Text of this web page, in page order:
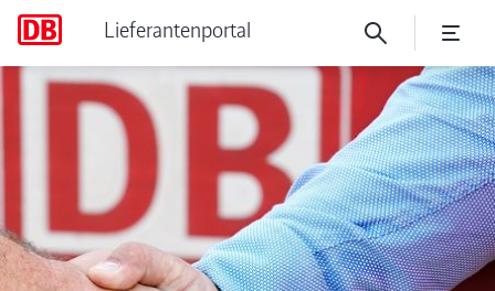
Gemeinsam das Klima
Lieferantenportal